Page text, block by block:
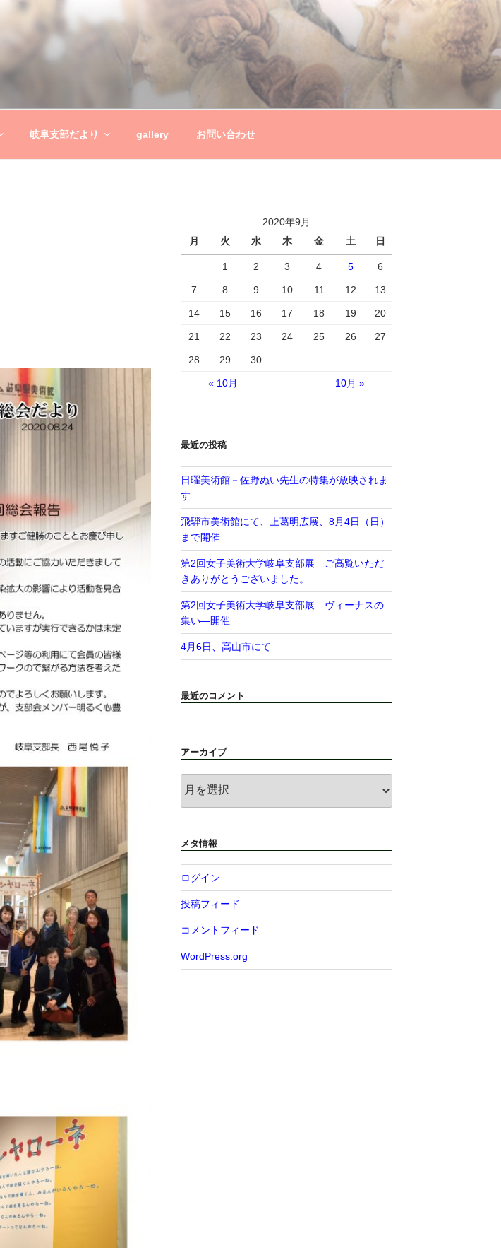
岐阜支部だより gallery お問い合わせ
2020年9月
月
火 水 木 金 土 日
1 2 3 4 5 6
7 8 9 10 11 12 13
14 15 16 17 18 19 20
21 22 23 24 25 26 27
28 29 30
« 10月 10月 »
最近の投稿
日曜美術館－佐野ぬい先生の特集が放映されま
す
飛騨市美術館にて、上葛明広展、8月4日（日）
まで開催
第2回女子美術大学岐阜支部展 ご高覧いただ
きありがとうございました。
第2回女子美術大学岐阜支部展―ヴィーナスの
集い―開催
4月6日、高山市にて
最近のコメント
アーカイブ
ー
カ
ブ
メタ情報
ログイン
投稿フィード
コメントフィード
WordPress.org